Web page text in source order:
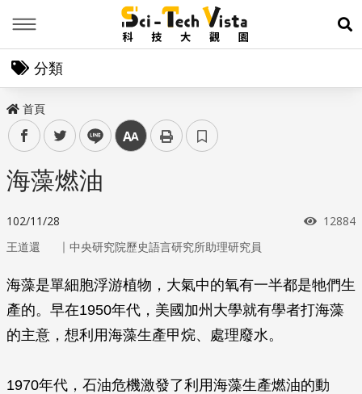
展
分類
首頁
facebooktwitter line 中
海藻燃油
102/11/28 瀏覽次
12884
王道還 ｜ 中央研究院歷史語言研究所助理研究員
海藻是單細胞浮游植物，大氣中的氧有一半都是牠們生
產的。早在1950年代，美國加州大學就有學者打海藻
的主意，想利用海藻生產甲烷、處理廢水。
1970年代，石油危機激發了利用海藻生產燃油的動